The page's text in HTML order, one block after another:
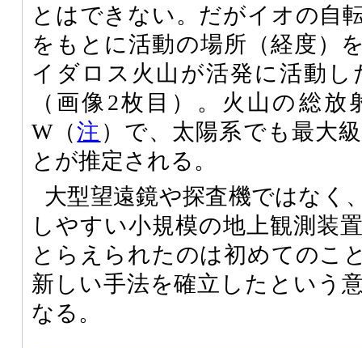
とはできない。だがイオの自
をもとに活動の場所（経度）
イダロス火山が活発に活動
（画像2枚目）。火山の総
W（注 ）で、太陽系でも最大
とが推定される。
大型望遠鏡や探査機ではなく
しやすい小規模の地上観測装
とらえられたのは初めてのこ
新しい手法を確立したという
なる。